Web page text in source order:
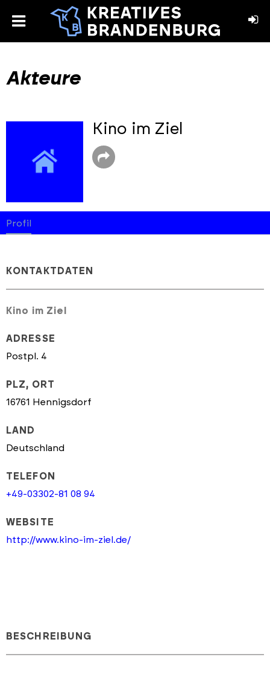
toggle
Akteure
Kino im Ziel
Profil
KONTAKTDATEN
Kino im Ziel
ADRESSE
Postpl. 4
PLZ, ORT
16761 Hennigsdorf
LAND
Deutschland
TELEFON
+49-03302-81 08 94
WEBSITE
http://www.kino-im-ziel.de/
BESCHREIBUNG